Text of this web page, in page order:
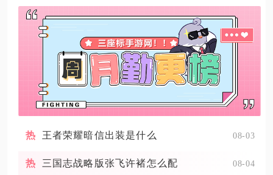
王者荣耀暗信出装是什么 08-03
三国志战略版张飞许褚怎么配 08-04